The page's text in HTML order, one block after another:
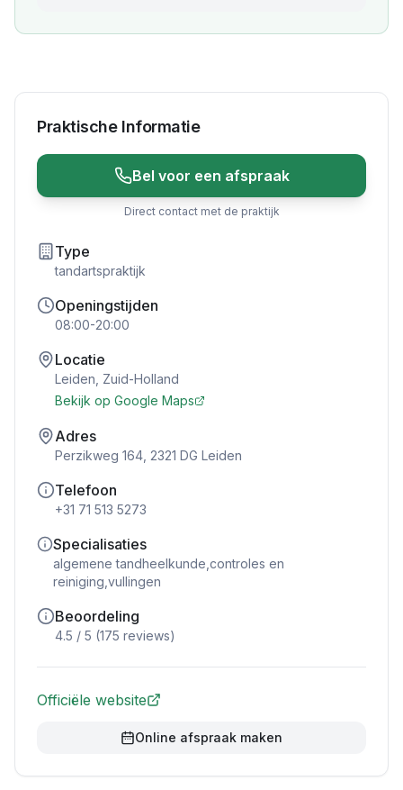
Praktische Informatie
Bel voor een afspraak
Direct contact met de praktijk
Type
tandartspraktijk
Openingstijden
08:00-20:00
Locatie
Leiden Zuid-Holland
Bekijk op Google Maps
Adres
Perzikweg 164, 2321 DG Leiden
Telefoon
+31 71 513 5273
Specialisaties
algemene tandheelkunde,controles en
reiniging,vullingen
Beoordeling
4.5 / 5 (175 reviews)
Officiële website
Online afspraak maken